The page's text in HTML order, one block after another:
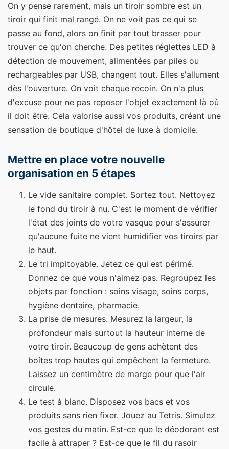
On y pense rarement, mais un tiroir sombre est un
tiroir qui finit mal rangé. On ne voit pas ce qui se
passe au fond, alors on finit par tout brasser pour
trouver ce qu'on cherche. Des petites réglettes LED à
détection de mouvement, alimentées par piles ou
rechargeables par USB, changent tout. Elles s'allument
dès l'ouverture. On voit chaque recoin. On n'a plus
d'excuse pour ne pas reposer l'objet exactement là où
il doit être. Cela valorise aussi vos produits, créant une
sensation de boutique d'hôtel de luxe à domicile.
Mettre en place votre nouvelle
organisation en 5 étapes
Le vide sanitaire complet. Sortez tout. Nettoyez
le fond du tiroir à nu. C'est le moment de vérifier
l'état des joints de votre vasque pour s'assurer
qu'aucune fuite ne vient humidifier vos tiroirs par
le haut.
Le tri impitoyable. Jetez ce qui est périmé.
Donnez ce que vous n'aimez pas. Regroupez les
objets par fonction : soins visage, soins corps,
hygiène dentaire, pharmacie.
La prise de mesures. Mesurez la largeur, la
profondeur mais surtout la hauteur interne de
votre tiroir. Beaucoup de gens achètent des
boîtes trop hautes qui empêchent la fermeture.
Laissez un centimètre de marge pour que l'air
circule.
Le test à blanc. Disposez vos bacs et vos
produits sans rien fixer. Jouez au Tetris. Simulez
vos gestes du matin. Est-ce que le déodorant est
facile à attraper ? Est-ce que le fil du rasoir